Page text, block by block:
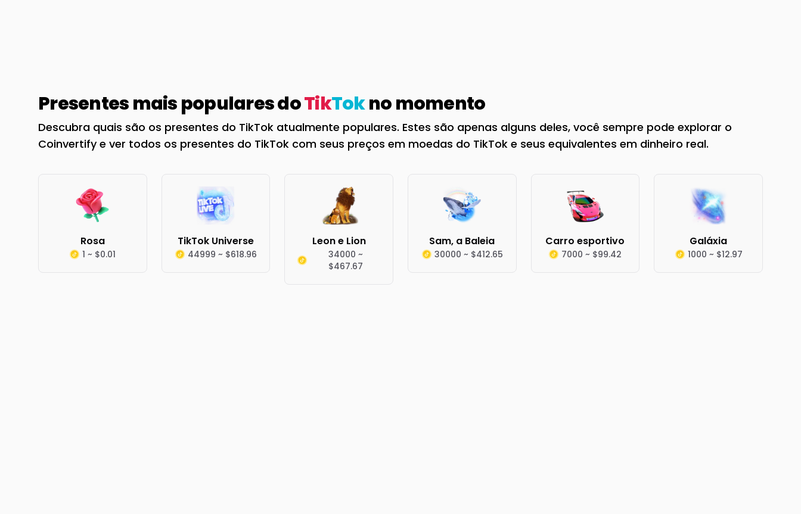
Presentes mais populares doTikTokno momento
Descubra quais são os presentes do TikTok atualmente populares. Estes são apenas alguns deles, você sempre pode explorar o
Coinvertify e ver todos os presentes do TikTok com seus preços em moedas do TikTok e seus equivalentes em dinheiro real.
Rosa
1 ~ $0.01
TikTok Universe
44999 ~ $618.96
Leon e Lion
34000 ~
$467.67
Sam, a Baleia
30000 ~ $412.65
Carro esportivo
7000 ~ $99.42
Galáxia
1000 ~ $12.97